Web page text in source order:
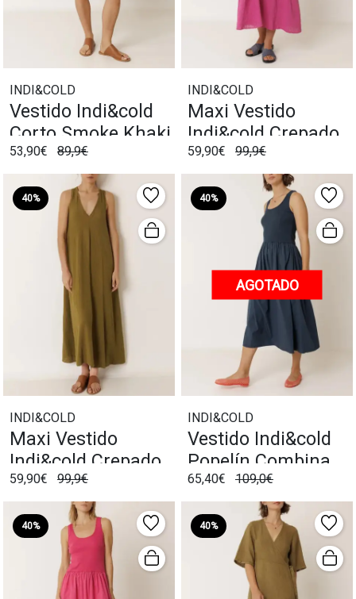
INDI&COLD
Vestido Indi&cold
Corto Smoke Khaki
53,90€ 89,9€
INDI&COLD
Maxi Vestido
Indi&cold Crepado
Lichi
59,90€ 99,9€
40%
INDI&COLD
Maxi Vestido
Indi&cold Crepado
Khaki
59,90€ 99,9€
40%
AGOTADO
INDI&COLD
Vestido Indi&cold
Popelín Combinado
Marino
65,40€ 109,0€
40% 40%